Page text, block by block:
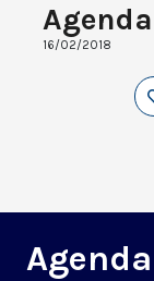
16/02/2018
Agenda